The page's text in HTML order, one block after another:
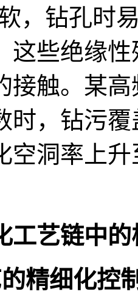
，钻孔时
这些绝缘
接触。某
时，钻污
空洞率上升
工艺链中
精细化控